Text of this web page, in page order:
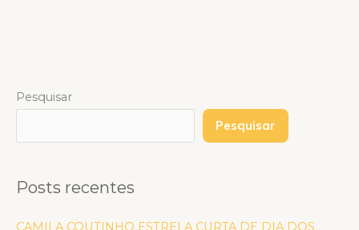
Pesquisar
Pesquisar
Posts recentes
CAMILA COUTINHO ESTRELA CURTA DE DIA DOS